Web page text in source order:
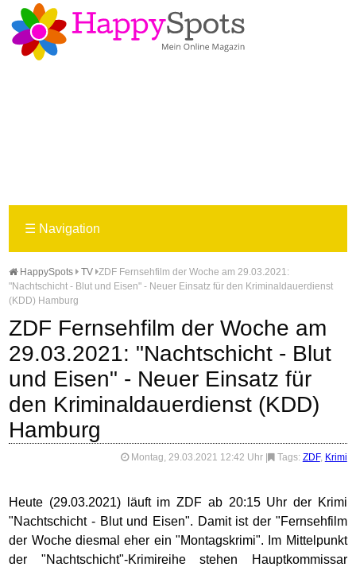
☰ Navigation
HappySpots TV ZDF Fernsehfilm der Woche am 29.03.2021:
"Nachtschicht - Blut und Eisen" - Neuer Einsatz für den Kriminaldauerdienst
(KDD) Hamburg
ZDF Fernsehfilm der Woche am
29.03.2021: "Nachtschicht - Blut
und Eisen" - Neuer Einsatz für
den Kriminaldauerdienst (KDD)
Hamburg
Montag, 29.03.2021 12:42 Uhr Tags: ZDF, Krimi
Heute (29.03.2021) läuft im ZDF ab 20:15 Uhr der Krimi
"Nachtschicht - Blut und Eisen". Damit ist der "Fernsehfilm
der Woche diesmal eher ein "Montagskrimi". Im Mittelpunkt
der "Nachtschicht"-Krimireihe stehen Hauptkommissar